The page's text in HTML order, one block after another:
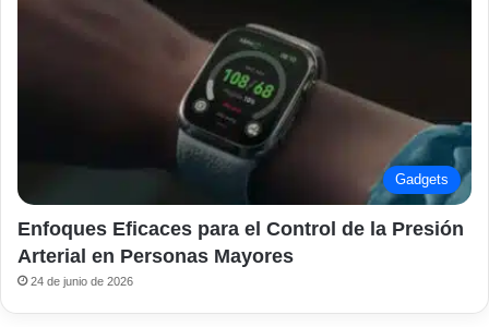
Gadgets
Enfoques Eficaces para el Control de la Presión
Arterial en Personas Mayores
24 de junio de 2026